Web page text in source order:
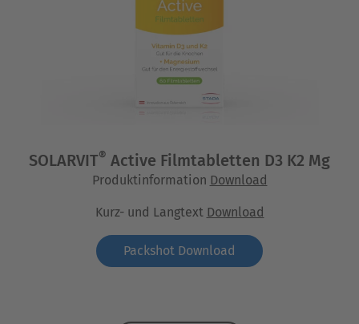
SOLARVIT® Active Filmtabletten D3 K2 Mg
Produktinformation Download
Kurz- und Langtext Download
Packshot Download